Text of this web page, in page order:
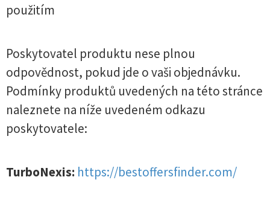
použitím
Poskytovatel produktu nese plnou
odpovědnost, pokud jde o vaši objednávku.
Podmínky produktů uvedených na této stránce
naleznete na níže uvedeném odkazu
poskytovatele:
TurboNexis: https://bestoffersfinder.com/